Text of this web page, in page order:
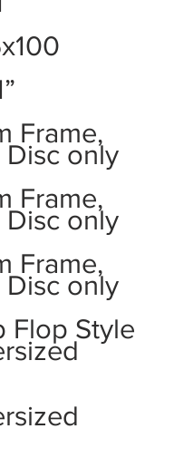
Frame,
Disc only
Frame,
Disc only
Frame,
Disc only
Flop Style